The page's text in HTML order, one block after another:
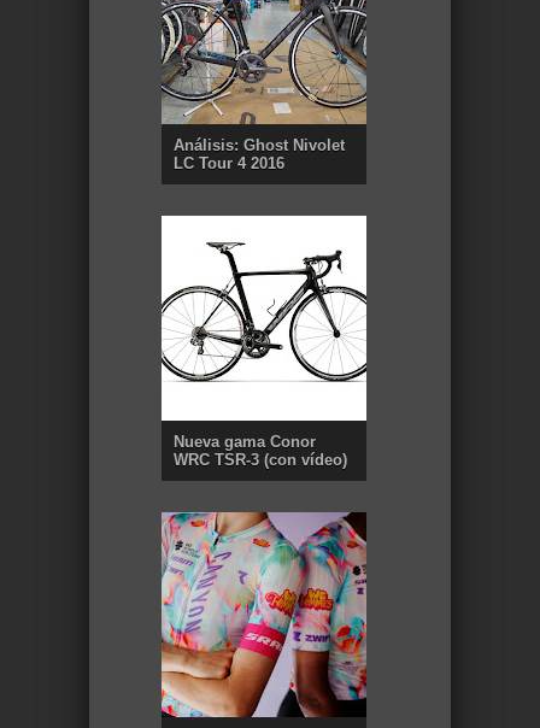
Análisis: Ghost Nivolet
LC Tour 4 2016
Nueva gama Conor
WRC TSR-3 (con vídeo)